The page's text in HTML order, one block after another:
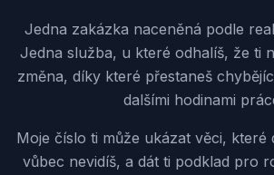
Jedna zakázka naceněná podle
Jedna služba, u které odhalíš, že ti
změna, díky které přestaneš
dalšími hodinami
Moje číslo ti může ukázat věci, které
vůbec nevidíš, a dát ti podklad pro